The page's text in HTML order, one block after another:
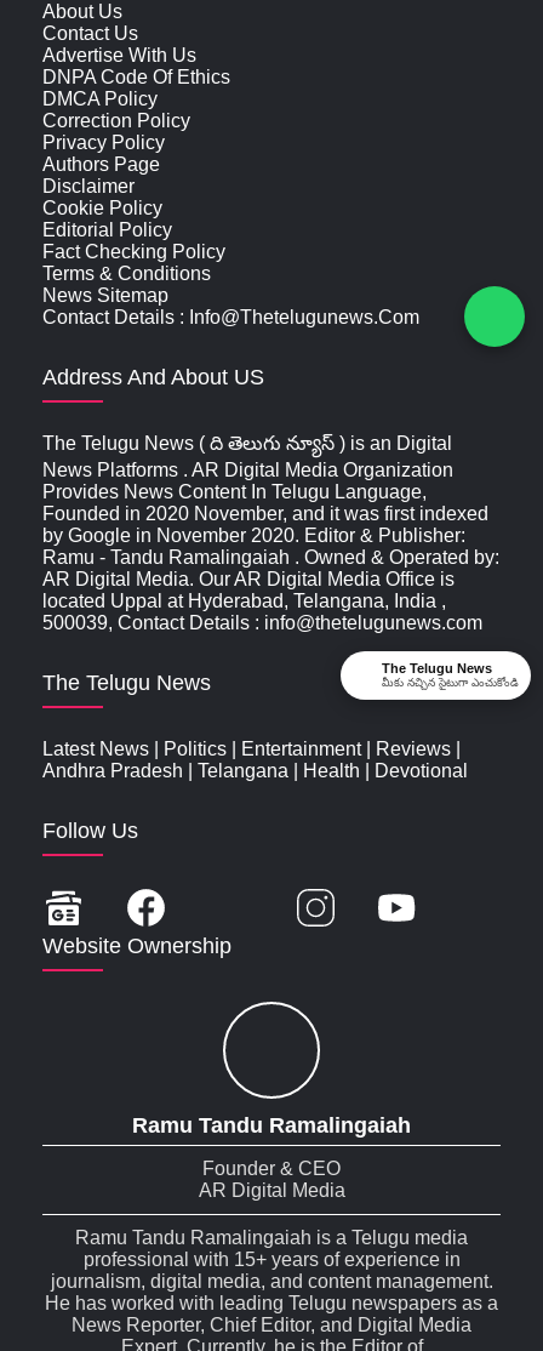
About Us
Contact Us
Advertise With Us
DNPA Code Of Ethics
DMCA Policy
Correction Policy
Privacy Policy
Authors Page
Disclaimer
Cookie Policy
Editorial Policy
Fact Checking Policy
Terms & Conditions
News Sitemap
Contact Details : Info@thetelugunews.com
Address And About US
The Telugu News ( ది తెలుగు న్యూస్‌ ) is an Digital
News Platforms . AR Digital Media Organization
Provides News Content In Telugu Language,
Founded in 2020 November, and it was first indexed
by Google in November 2020. Editor & Publisher:
Ramu - Tandu Ramalingaiah . Owned & Operated by:
AR Digital Media. Our AR Digital Media Office is
located Uppal at Hyderabad, Telangana, India ,
500039, Contact Details : info@thetelugunews.com
The Telugu News
Latest News Politics Entertainment| Reviews
Andhra Pradesh
Telangana Health Devotional
Follow Us
Website Ownership
Ramu Tandu Ramalingaiah
Founder & CEO
AR Digital Media
Ramu Tandu Ramalingaiah is a Telugu media
professional with 15+ years of experience in
journalism, digital media, and content management.
He has worked with leading Telugu newspapers as a
News Reporter, Chief Editor, and Digital Media
The Telugu News
మీకు నచ్చిన సైటుగా ఎంచుకోండి